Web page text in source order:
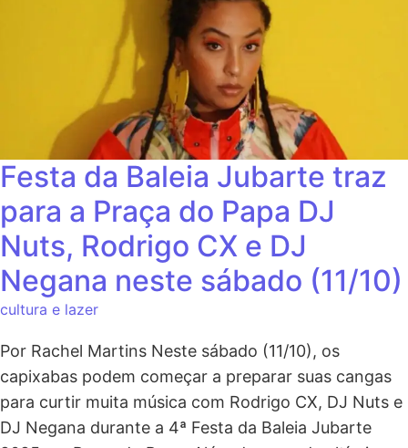
Festa da Baleia Jubarte traz
para a Praça do Papa DJ
Nuts, Rodrigo CX e DJ
Negana neste sábado (11/10)
cultura e lazer
Por Rachel Martins Neste sábado (11/10), os
capixabas podem começar a preparar suas cangas
para curtir muita música com Rodrigo CX, DJ Nuts e
DJ Negana durante a 4ª Festa da Baleia Jubarte